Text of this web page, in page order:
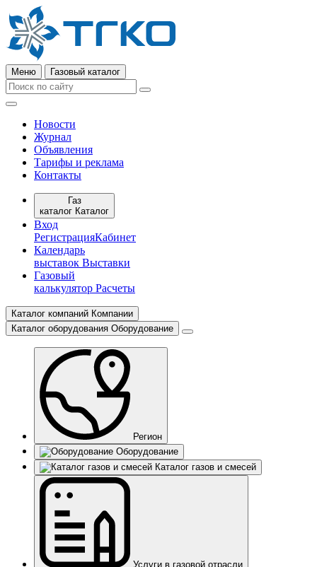
Меню Газовый каталог
Новости
Журнал
Объявления
Тарифы и реклама
Контакты
Газ
каталог Каталог
Вход
РегистрацияКабинет
Календарь
выставок Выставки
Газовый
калькулятор Расчеты
Каталог компаний Компании
Каталог оборудования Оборудование
Регион
Оборудование
Каталог газов и смесей
Услуги в газовой отрасли